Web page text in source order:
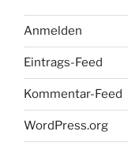
Anmelden
Eintrags-Feed
Kommentar-Feed
WordPress.org